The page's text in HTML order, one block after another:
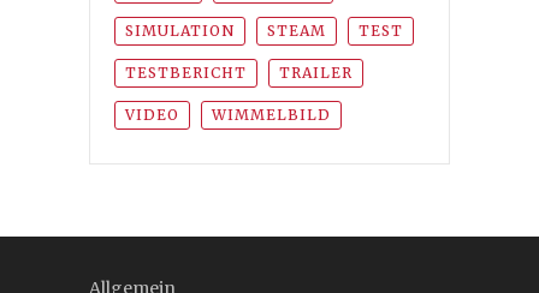
SIMULATION STEAM TEST
TESTBERICHT TRAILER
VIDEO WIMMELBILD
Allgemein